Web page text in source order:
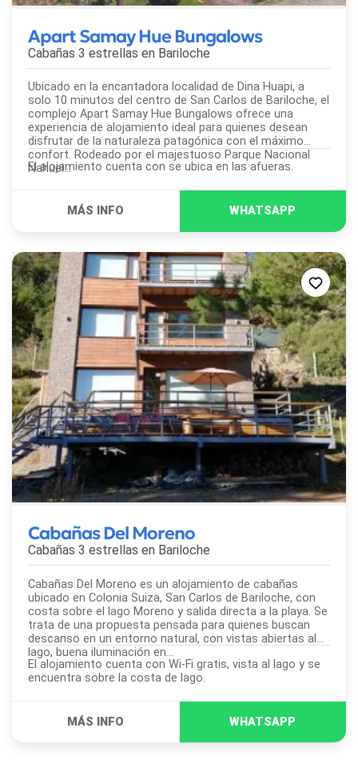
Apart Samay Hue Bungalows
Cabañas 3 estrellas en Bariloche
Ubicado en la encantadora localidad de Dina Huapi, a
solo 10 minutos del centro de San Carlos de Bariloche, el
complejo Apart Samay Hue Bungalows ofrece una
experiencia de alojamiento ideal para quienes desean
disfrutar de la naturaleza patagónica con el máximo
confort. Rodeado por el majestuoso Parque Nacional
Nahuel...
El alojamiento cuenta con se ubica en las afueras.
Cabañas Del Moreno
Cabañas 3 estrellas en Bariloche
Cabañas Del Moreno es un alojamiento de cabañas
ubicado en Colonia Suiza, San Carlos de Bariloche, con
costa sobre el lago Moreno y salida directa a la playa. Se
trata de una propuesta pensada para quienes buscan
descanso en un entorno natural, con vistas abiertas al
lago, buena iluminación en...
El alojamiento cuenta con Wi-Fi gratis, vista al lago y se
encuentra sobre la costa de lago.